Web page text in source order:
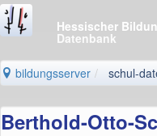
Hessischer
Datenbank
bildungsserver schul-
Berthold-Otto-